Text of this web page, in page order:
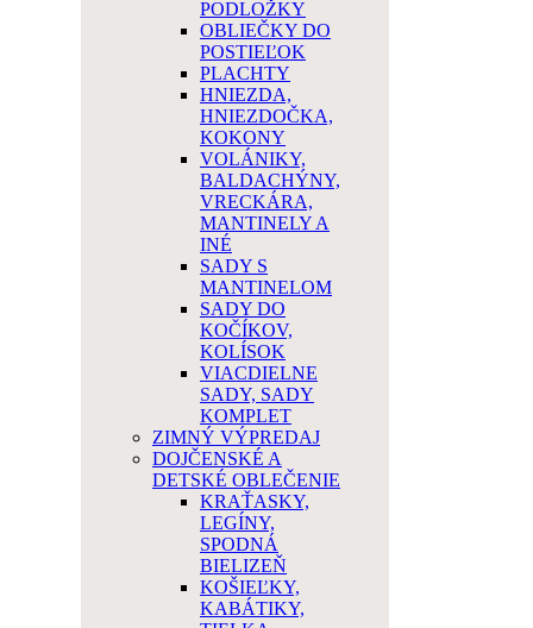
PODLOŽKY
OBLIEČKY DO
POSTIEĽOK
PLACHTY
HNIEZDA,
HNIEZDOČKA,
KOKONY
VOLÁNIKY,
BALDACHÝNY,
VRECKÁRA,
MANTINELY A
INÉ
SADY S
MANTINELOM
SADY DO
KOČÍKOV,
KOLÍSOK
VIACDIELNE
SADY, SADY
KOMPLET
ZIMNÝ VÝPREDAJ
DOJČENSKÉ A
DETSKÉ OBLEČENIE
KRAŤASKY,
LEGÍNY,
SPODNÁ
BIELIZEŇ
KOŠIEĽKY,
KABÁTIKY,